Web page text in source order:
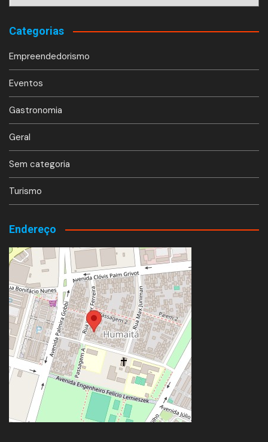
Categorias
Empreendedorismo
Eventos
Gastronomia
Geral
Sem categoria
Turismo
Endereço